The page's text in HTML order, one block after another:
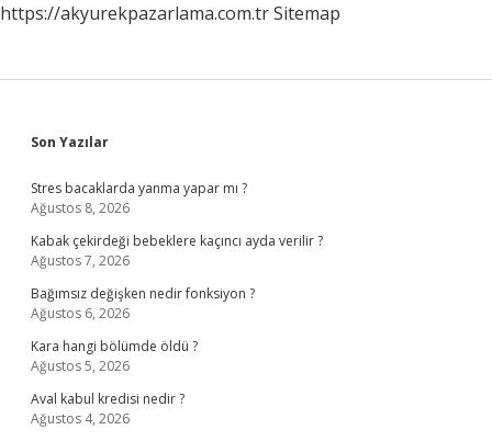
https://akyurekpazarlama.com.trSitemap
Sidebar
Son Yazılar
Stres bacaklarda yanma yapar mı ?
Ağustos 8, 2026
Kabak çekirdeği bebeklere kaçıncı ayda verilir ?
Ağustos 7, 2026
Bağımsız değişken nedir fonksiyon ?
Ağustos 6, 2026
Kara hangi bölümde öldü ?
Ağustos 5, 2026
Aval kabul kredisi nedir ?
Ağustos 4, 2026